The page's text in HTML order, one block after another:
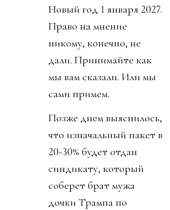
Новый год 1 января 2027.
Право на мнение
никому, конечно, не
дали. Принимайте как
мы вам сказали. Или мы
сами примем.
Позже днем выяснилось,
что изначальный пакет в
20-30% будет отдан
синдикату, который
соберет брат мужа
дочки Трампа по